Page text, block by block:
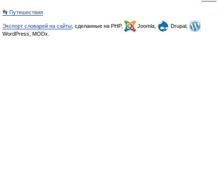
👣 Путешествия
Экспорт словарей на сайты , сделанные на PHP, Joomla,
Drupal,
WordPress, MODx.